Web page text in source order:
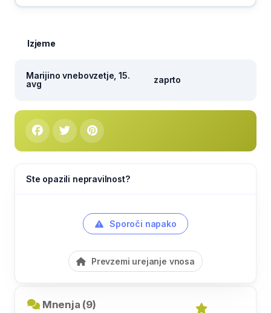
Izjeme
Marijino vnebovzetje, 15.
avg
zaprto
Ste opazili nepravilnost?
Sporoči napako
Prevzemi urejanje vnosa
Mnenja (9)